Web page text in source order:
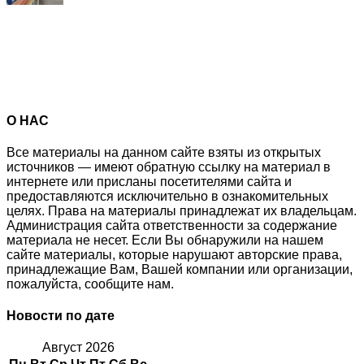
О НАС
Все материалы на данном сайте взяты из открытых
источников — имеют обратную ссылку на материал в
интернете или присланы посетителями сайта и
предоставляются исключительно в ознакомительных
целях. Права на материалы принадлежат их владельцам.
Администрация сайта ответственности за содержание
материала не несет. Если Вы обнаружили на нашем
сайте материалы, которые нарушают авторские права,
принадлежащие Вам, Вашей компании или организации,
пожалуйста, сообщите нам.
Новости по дате
Август 2026